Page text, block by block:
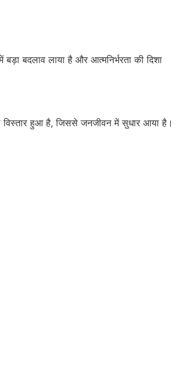
बदलाव लाया है और आत्मनिर्भरता की दिशा
विस्तार हुआ है, जिससे जनजीवन में सुधार आया है।